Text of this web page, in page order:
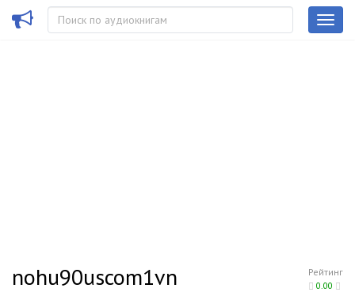
Рейтинг
0.00
nohu90uscom1vn